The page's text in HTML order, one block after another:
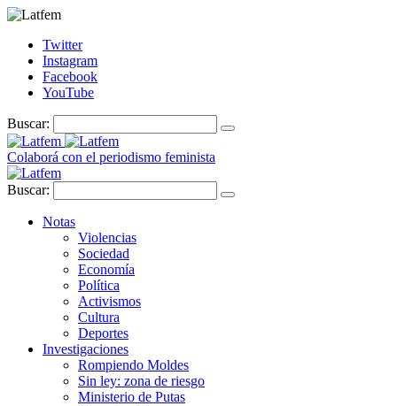
Twitter
Instagram
Facebook
YouTube
Buscar:
Colaborá con el periodismo feminista
Buscar:
Notas
Violencias
Sociedad
Economía
Política
Activismos
Cultura
Deportes
Investigaciones
Rompiendo Moldes
Sin ley: zona de riesgo
Ministerio de Putas